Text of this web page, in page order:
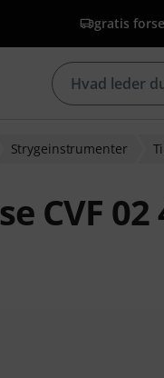
gratis
Strygeinstrumenter
CVF 02